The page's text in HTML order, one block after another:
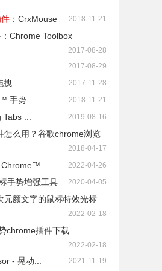
：CrxMouse 2018-11-21
Chrome Toolbox
2017-08-28
2017-08-29
拽 2017-11-28
手势 2018-11-21
... 2019-08-16
怎么用？谷歌chrome浏览
2018-04-17
2022-04-26
手势增强工具 2020-04-05
元颜文字的鼠标特效光标
2022-02-18
chrome插件下载
2022-02-18
- 晃动... 2021-11-19